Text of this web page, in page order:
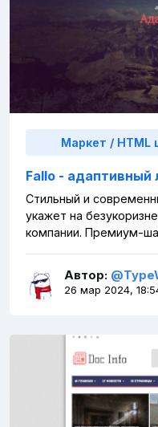
Маркет / HTML
Fallo - адаптивный
Стильный и
укажет на
компании. Премиум-
Автор:
26 мар 2024,